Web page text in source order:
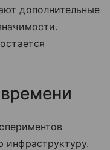
дополнительные
инфраструктуру.